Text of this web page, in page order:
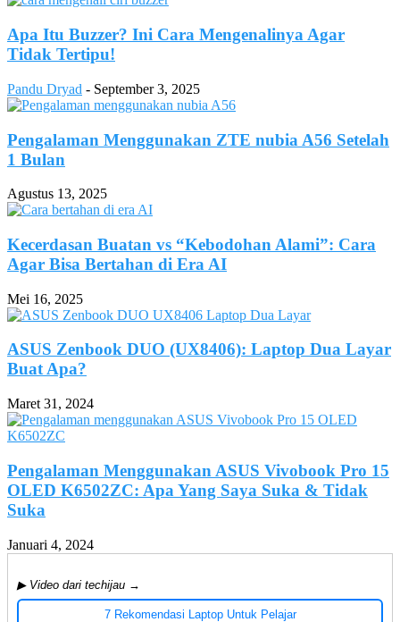
Apa Itu Buzzer? Ini Cara Mengenalinya Agar
Tidak Tertipu!
Pandu Dryad - September 3, 2025
Pengalaman Menggunakan ZTE nubia A56 Setelah
1 Bulan
Agustus 13, 2025
Kecerdasan Buatan vs “Kebodohan Alami”: Cara
Agar Bisa Bertahan di Era AI
Mei 16, 2025
ASUS Zenbook DUO (UX8406): Laptop Dua Layar
Buat Apa?
Maret 31, 2024
Pengalaman Menggunakan ASUS Vivobook Pro 15
OLED K6502ZC: Apa Yang Saya Suka & Tidak
Suka
Januari 4, 2024
▶ Video dari techijau →
7 Rekomendasi Laptop Untuk Pelajar